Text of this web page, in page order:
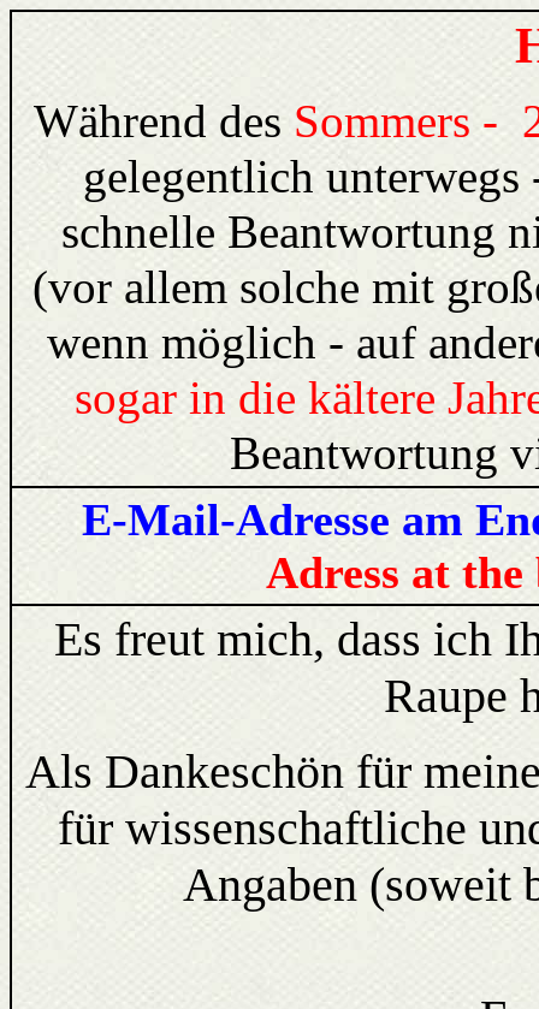
Während des Sommers -
gelegentlich
schnelle Beantwortung
(vor allem solche mit
wenn möglich - auf
sogar in die kältere
Beantwortung
E-Mail-Adresse
Adress at
Es freut mich, dass ich
Raupe
Als Dankeschön für
für wissenschaftliche
Angaben (soweit